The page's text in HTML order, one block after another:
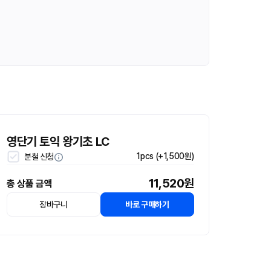
영단기 토익 왕기초 LC
분철 신청 1pcs (+1,500원)
총 상품 금액 11,520원
장바구니 바로 구매하기